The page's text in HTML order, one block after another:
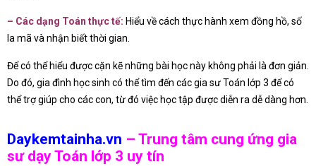
– Các dạng Toán thực tế: Hiểu về cách thực hành xem đồng hồ, số
la mã và nhận biết thời gian.
Để có thể hiểu được cặn kẽ những bài học này không phải là đơn giản.
Do đó, gia đình học sinh có thể tìm đến các gia sư Toán lớp 3 để có
thể trợ giúp cho các con, từ đó việc học tập được diễn ra dễ dàng hơn.
Daykemtainha.vn – Trung tâm cung ứng gia
sư dạy Toán lớp 3 uy tín